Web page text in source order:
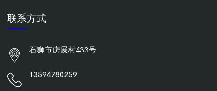
联系方式
石狮市虏展村433号
13594780259